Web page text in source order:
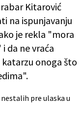
Kitarović
na ispunjavanju
je rekla "mora
da ne vraća
onoga što
pre ulaska u